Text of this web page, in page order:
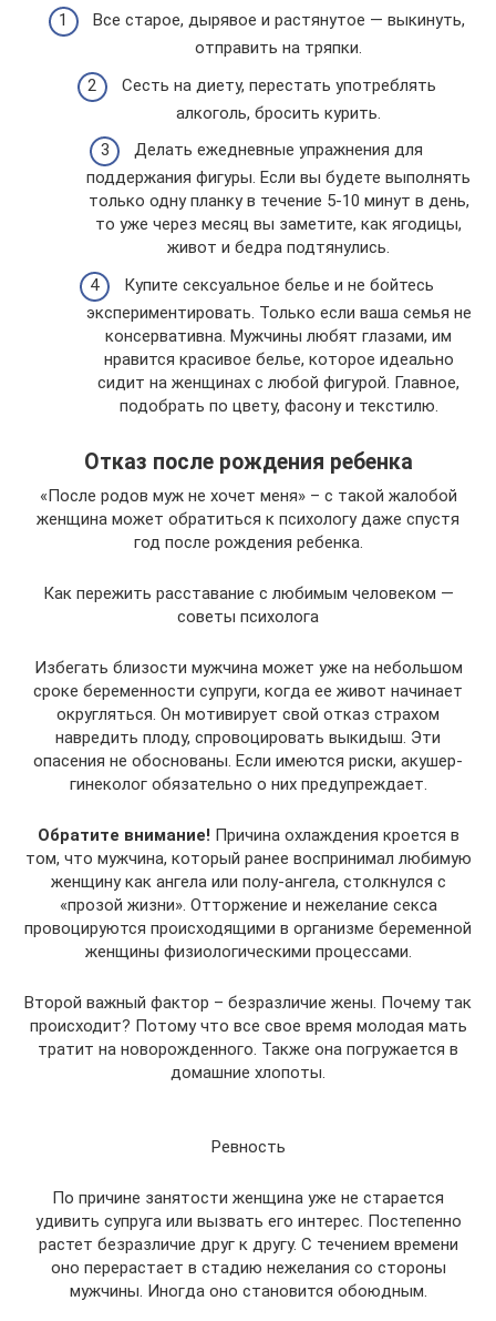
Все старое, дырявое и растянутое — выкинуть,
отправить на тряпки.
Сесть на диету, перестать употреблять
алкоголь, бросить курить.
Делать ежедневные упражнения для
поддержания фигуры. Если вы будете выполнять
только одну планку в течение 5-10 минут в день,
то уже через месяц вы заметите, как ягодицы,
живот и бедра подтянулись.
Купите сексуальное белье и не бойтесь
экспериментировать. Только если ваша семья не
консервативна. Мужчины любят глазами, им
нравится красивое белье, которое идеально
сидит на женщинах с любой фигурой. Главное,
подобрать по цвету, фасону и текстилю.
Отказ после рождения ребенка
«После родов муж не хочет меня» – с такой жалобой
женщина может обратиться к психологу даже спустя
год после рождения ребенка.
Как пережить расставание с любимым человеком —
советы психолога
Избегать близости мужчина может уже на небольшом
сроке беременности супруги, когда ее живот начинает
округляться. Он мотивирует свой отказ страхом
навредить плоду, спровоцировать выкидыш. Эти
опасения не обоснованы. Если имеются риски, акушер-
гинеколог обязательно о них предупреждает.
Обратите внимание! Причина охлаждения кроется в
том, что мужчина, который ранее воспринимал любимую
женщину как ангела или полу-ангела, столкнулся с
«прозой жизни». Отторжение и нежелание секса
провоцируются происходящими в организме беременной
женщины физиологическими процессами.
Второй важный фактор – безразличие жены. Почему так
происходит? Потому что все свое время молодая мать
тратит на новорожденного. Также она погружается в
домашние хлопоты.
Ревность
По причине занятости женщина уже не старается
удивить супруга или вызвать его интерес. Постепенно
растет безразличие друг к другу. С течением времени
оно перерастает в стадию нежелания со стороны
мужчины. Иногда оно становится обоюдным.